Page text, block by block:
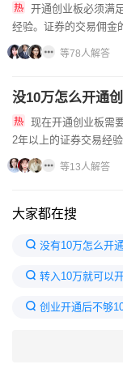
经验。证券的交易佣金
佣金额度是不同的，没
等78人解答
没10万怎么开通
2年以上的证券交易经
大券商基本上都是可以
等13人解答
大家都在搜
没有10万怎么开
转入10万就可以
创业开通后不够
创业板开通条件